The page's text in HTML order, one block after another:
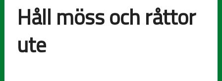
Håll möss och råttor
ute